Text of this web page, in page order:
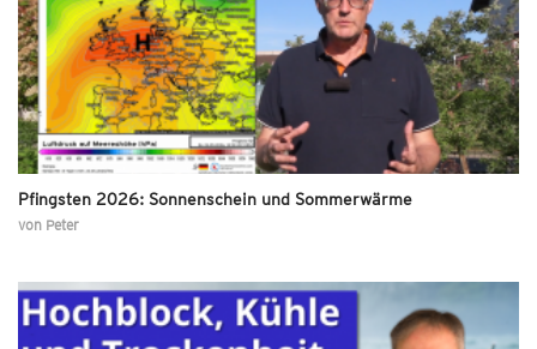
Pfingsten 2026: Sonnenschein und Sommerwärme
von Peter